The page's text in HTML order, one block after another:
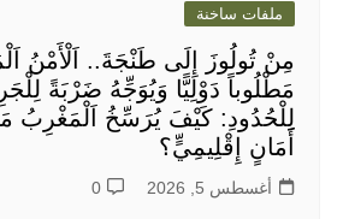
ملفات ساخنة
مِنْ تُولُوزَ إِلَى طَنْجَةَ.. اَلْأَمْنُ
مَطْلُوباً دَوْلِيًّا وَيُوَجِّهُ ضَرْبَةً
لِلْحُدُودِ: كَيْفَ يُرَسِّخُ اَلْمَغْرِبُ
أَمَانٍ إِقْلِيمِيٍّ؟
أغسطس 5, 2026 0